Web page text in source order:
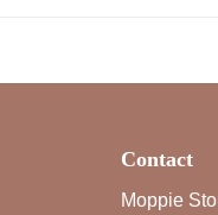
Contact
Moppie